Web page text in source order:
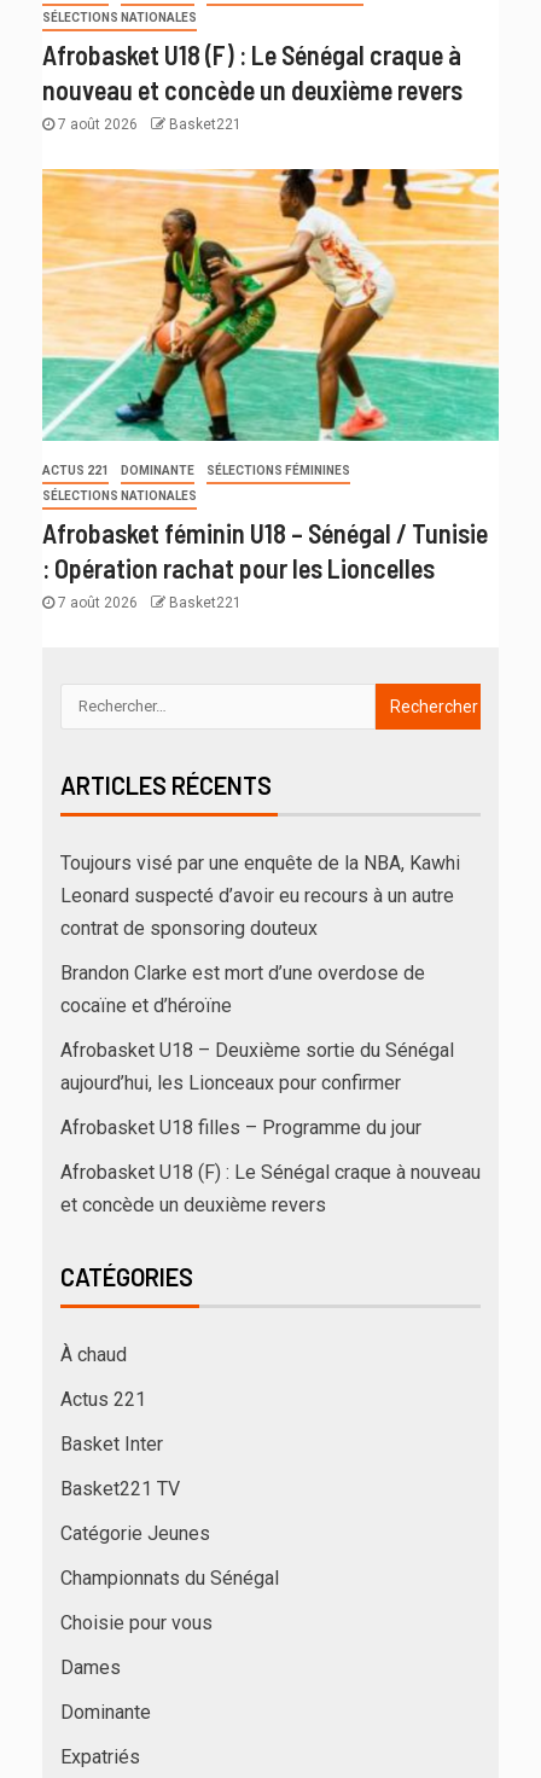
SÉLECTIONS NATIONALES
Afrobasket U18 (F) : Le Sénégal craque à
nouveau et concède un deuxième revers
7 août 2026 Basket221
ACTUS 221 DOMINANTE
SÉLECTIONS FÉMININES
SÉLECTIONS NATIONALES
Afrobasket féminin U18 – Sénégal / Tunisie
: Opération rachat pour les Lioncelles
7 août 2026 Basket221
ARTICLES RÉCENTS
Toujours visé par une enquête de la NBA, Kawhi
Leonard suspecté d’avoir eu recours à un autre
contrat de sponsoring douteux
Brandon Clarke est mort d’une overdose de
cocaïne et d’héroïne
Afrobasket U18 – Deuxième sortie du Sénégal
aujourd’hui, les Lionceaux pour confirmer
Afrobasket U18 filles – Programme du jour
Afrobasket U18 (F) : Le Sénégal craque à nouveau
et concède un deuxième revers
CATÉGORIES
À chaud
Actus 221
Basket Inter
Basket221 TV
Catégorie Jeunes
Championnats du Sénégal
Choisie pour vous
Dames
Dominante
Expatriés